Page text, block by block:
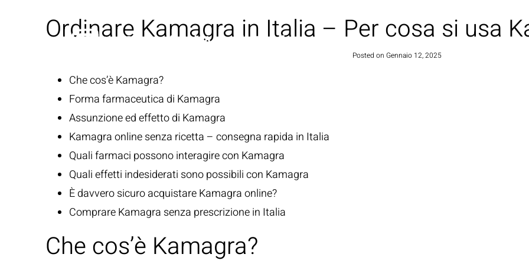
Ordinare Kamagra in Italia – Per cosa si usa
Posted on Gennaio 12, 2025
Che cos’è Kamagra?
Forma farmaceutica di Kamagra
Assunzione ed effetto di Kamagra
Kamagra online senza ricetta – consegna rapida in Italia
Quali farmaci possono interagire con Kamagra
Quali effetti indesiderati sono possibili con Kamagra
È davvero sicuro acquistare Kamagra online?
Comprare Kamagra senza prescrizione in Italia
Che cos’è Kamagra?